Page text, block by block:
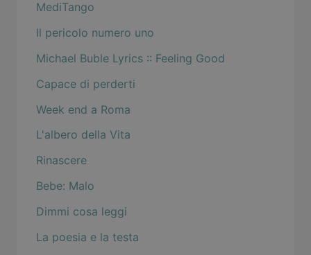
MediTango
Il pericolo numero uno
Michael Buble Lyrics :: Feeling Good
Capace di perderti
Week end a Roma
L'albero della Vita
Rinascere
Bebe: Malo
Dimmi cosa leggi
La poesia e la testa